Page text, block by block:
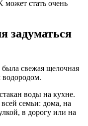
может стать очень
задуматься
была свежая щелочная
водородом.
воды на кухне.
семьи: дома, на
в дорогу или на